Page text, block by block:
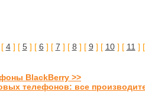
4] [ 5] [ 6 ] [ 7 ] [ 8 ] [ 9 ] [ 10] [ 11 ] [
BlackBerry >>
телефонов: все